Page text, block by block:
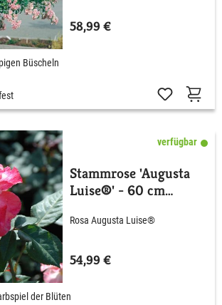
58,99 €
Büscheln
verfügbar
Stammrose 'Augusta
Luise®' - 60 cm
Rosa Augusta Luise®
54,99 €
der Blüten